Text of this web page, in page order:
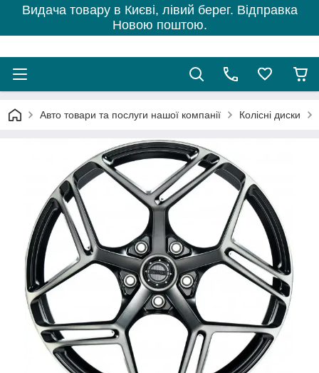
Видача товару в Києві, лівий берег. Відправка
Новою поштою.
Авто товари та послуги нашої компанії Колісні диски